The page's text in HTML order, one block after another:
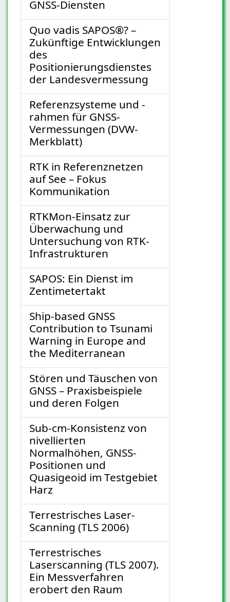
GNSS-Diensten
Quo vadis SAPOS®? –
Zukünftige Entwicklungen
des
Positionierungsdienstes
der Landesvermessung
Referenzsysteme und -
rahmen für GNSS-
Vermessungen (DVW-
Merkblatt)
RTK in Referenznetzen
auf See – Fokus
Kommunikation
RTKMon-Einsatz zur
Überwachung und
Untersuchung von RTK-
Infrastrukturen
SAPOS: Ein Dienst im
Zentimetertakt
Ship-based GNSS
Contribution to Tsunami
Warning in Europe and
the Mediterranean
Stören und Täuschen von
GNSS – Praxisbeispiele
und deren Folgen
Sub-cm-Konsistenz von
nivellierten
Normalhöhen, GNSS-
Positionen und
Quasigeoid im Testgebiet
Harz
Terrestrisches Laser-
Scanning (TLS 2006)
Terrestrisches
Laserscanning (TLS 2007).
Ein Messverfahren
erobert den Raum